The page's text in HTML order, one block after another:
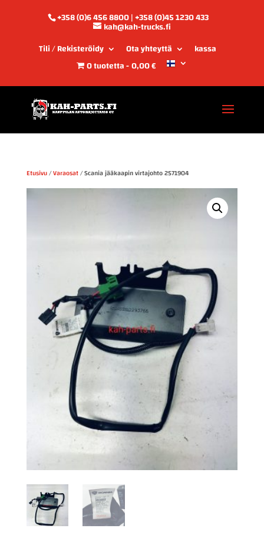
+358 (0)6 456 8800 | +358 (0)45 1230 433
kah@kah-trucks.fi
Tili / Rekisteröidy
Ota yhteyttä
kassa
0 tuotetta 0,00 €
Etusivu/Varaosat/ Scania jääkaapin virtajohto 2571904